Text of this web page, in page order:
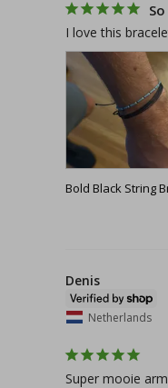
I love this
Bold Black String
Denis
Netherlands
Super mooie